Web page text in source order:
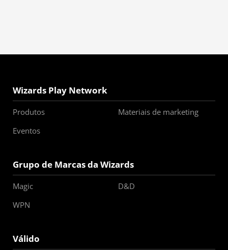
Wizards Play Network
Produtos
Materiais de marketing
Eventos
Grupo de Marcas da Wizards
Magic
D&D
WPN
Válido